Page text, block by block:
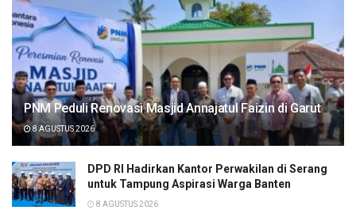
PNM Peduli Renovasi Masjid Annajatul Faizin di Garut
8 AGUSTUS 2026
DPD RI Hadirkan Kantor Perwakilan di Serang
untuk Tampung Aspirasi Warga Banten
8 AGUSTUS 2026